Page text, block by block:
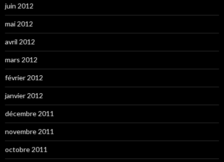
juin 2012
mai 2012
avril 2012
mars 2012
février 2012
janvier 2012
décembre 2011
novembre 2011
octobre 2011